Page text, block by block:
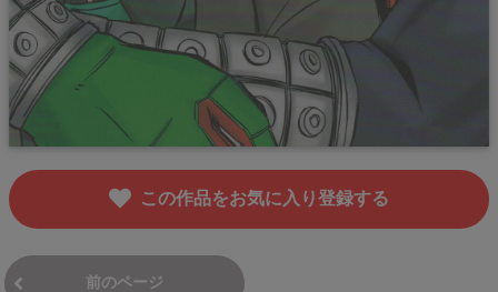
この作品をお気に入り登録する
前のページ